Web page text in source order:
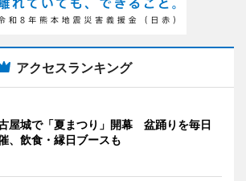
アクセスランキング
屋城で「夏まつり」開幕 盆踊りを毎日
、飲食・縁日ブースも